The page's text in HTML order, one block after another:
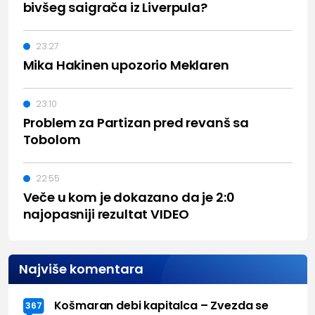
bivšeg saigrača iz Liverpula?
Mika Hakinen upozorio Meklaren
23:27
Problem za Partizan pred revanš sa
Tobolom
23:10
Veče u kom je dokazano da je 2:0
najopasniji rezultat VIDEO
22:55
Najviše komentara
367
Košmaran debi kapitalca – Zvezda se